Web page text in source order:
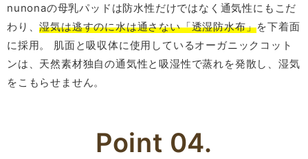
nunonaの母乳パッドは防水性だけではなく通気性にもこだ
わり、湿気は逃すのに水は通さない「透湿防水布」を下着面
に採用。 肌面と吸収体に使用しているオーガニックコット
ンは、天然素材独自の通気性と吸湿性で蒸れを発散し、湿気
をこもらせません。
Point 04.